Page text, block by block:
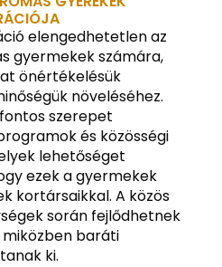
elengedhetetlen az
gyermekek számára,
önértékelésük
növeléséhez.
szerepet
és közösségi
lehetőséget
ezek a gyermekek
kortársaikkal. A közös
során fejlődhetnek
miközben baráti
ki.